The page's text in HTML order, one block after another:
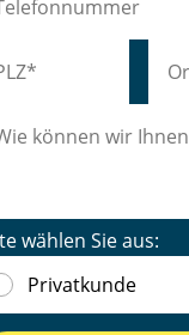
wählen Sie aus:
Privatkunde